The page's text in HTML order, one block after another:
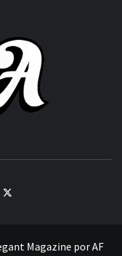
Twitter
Magazine porAF